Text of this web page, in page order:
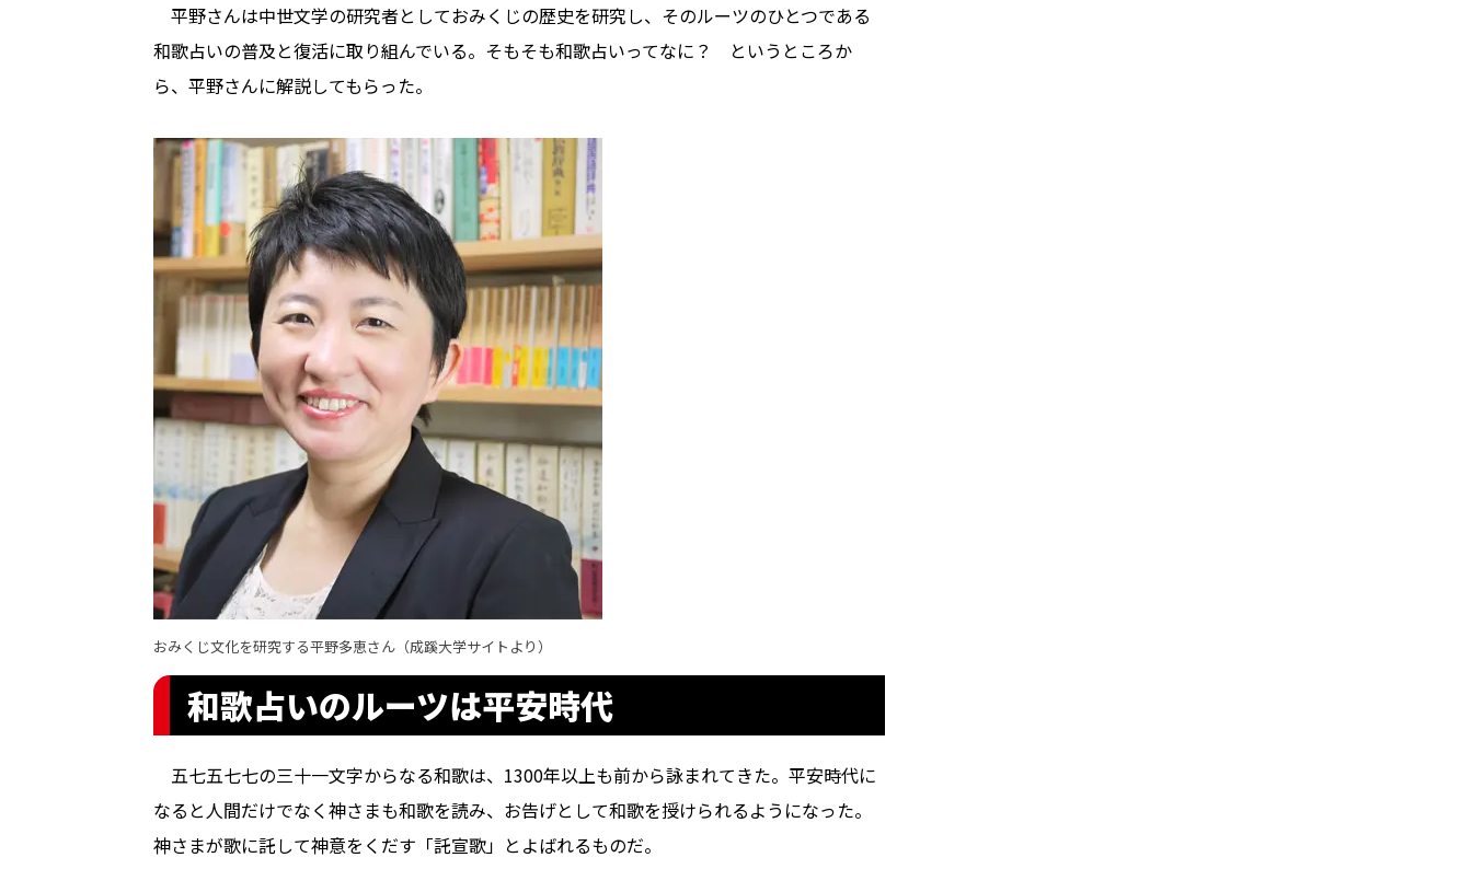
平野さんは中世文学の研究者としておみくじの歴史を研究し、そのルーツのひとつである
和歌占いの普及と復活に取り組んでいる。そもそも和歌占いってなに？ というところか
ら、平野さんに解説してもらった。
おみくじ文化を研究する平野多恵さん（成蹊大学サイト より）
和歌占いのルーツは平安時代
五七五七七の三十一文字からなる和歌は、1300年以上も前から詠まれてきた。平安時代に
なると人間だけでなく神さまも和歌を読み、お告げとして和歌を授けられるようになった。
神さまが歌に託して神意をくだす「託宣歌」とよばれるものだ。